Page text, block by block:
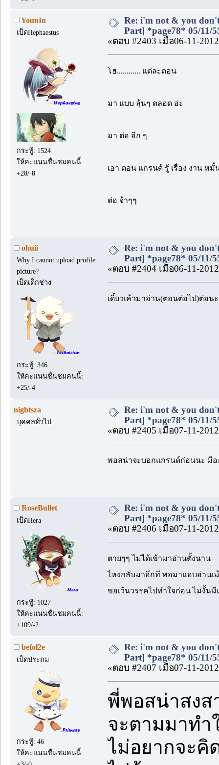
YounIn
เป็ดHephaestus
กระทู้: 1524
ให้คะแนนชื่นชมคนนี้:
+28/-8
Re: i'm not & you
Part] *page78* 05/11/
«ตอบ #2403 เมื่อ06-11-
โฮ............ แต่ละตอน
มา แบบ ลุ้นๆ ตลอด อ่ะ
มา ต่อ อีก ๆ
เอา ตอน แกรนด์ รู้ เรื่อง งาน หมั้
ต่อ จ้าๆๆ
ohuii
Why I cannot upload profile
picture?
เป็ดเด็กช่าง
กระทู้: 346
ให้คะแนนชื่นชมคนนี้:
+25/-4
Re: i'm not & you
Part] *page78* 05/11/
«ตอบ #2404 เมื่อ06-11-
เดี๋ยวเค้ามาอ่าน(ตอนต่อไป)ต่อน
nightsza
บุคคลทั่วไป
Re: i'm not & you
Part] *page78* 05/11/
«ตอบ #2405 เมื่อ07-11-
พอสน่าจะบอกแกรนด์ก่อนนะ มี
RoseBullet
เป็ดHera
กระทู้: 1027
ให้คะแนนชื่นชมคนนี้:
+109/-2
Re: i'm not & you
Part] *page78* 05/11/
«ตอบ #2406 เมื่อ07-11-
ตายๆๆ ไม่ได้เข้ามาอ่านตั้งนาน
ไหงกลับมาอีกที พอมาแอบอ่านเ
ขอเว้นวรรคไปทำใจก่อน ไม่งั้น
befol2e
เป็ดประถม
กระทู้: 46
ให้คะแนนชื่นชมคนนี้:
Re: i'm not & you
Part] *page78* 05/11/
«ตอบ #2407 เมื่อ07-11-
พี่พอสน่าสงส
จะตามมาทำ
ไม่อยากจะคิ